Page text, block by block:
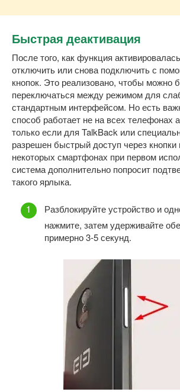
Быстрая деактивация
После того, как функция
отключить или снова подключить с
кнопок. Это реализовано, чтобы можно
переключаться между режимом для
стандартным интерфейсом. Но есть
способ работает не на всех телефонах
только если для TalkBack или
разрешен быстрый доступ через кнопки
некоторых смартфонах при первом
система дополнительно попросит
такого ярлыка.
Разблокируйте устройство и
нажмите, затем удерживайте
примерно 3-5 секунд.